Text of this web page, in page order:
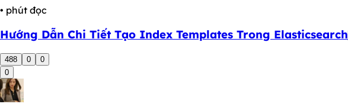
• phút đọc
Hướng Dẫn Chi Tiết Tạo Index Templates Trong Elasticsearch
488 0
0
0